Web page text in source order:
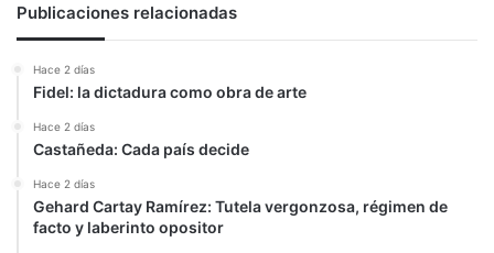
Publicaciones relacionadas
Hace 2 días
Fidel: la dictadura como obra de arte
Hace 2 días
Castañeda: Cada país decide
Hace 2 días
Gehard Cartay Ramírez: Tutela vergonzosa, régimen de
facto y laberinto opositor